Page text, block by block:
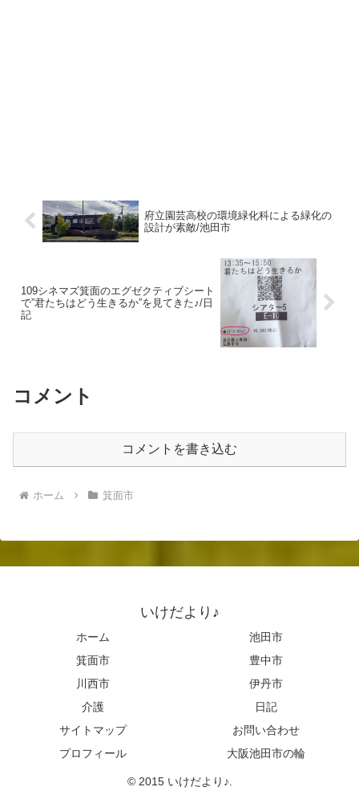
府立園芸高校の環境緑化科による緑化の
設計が素敵/池田市
109シネマズ箕面のエグゼクティブシート
で”君たちはどう生きるか”を見てきた♪/日
記
コメント
コメントを書き込む
ホーム 箕面市
いけだより♪
ホーム
池田市
箕面市
豊中市
川西市
伊丹市
介護
日記
サイトマップ
お問い合わせ
プロフィール
大阪池田市の輪
© 2015 いけだより♪.